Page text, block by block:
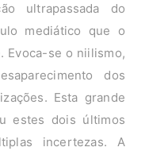
ultrapassada do
mediático que o
Evoca-se o niilismo,
dos
Esta grande
estes dois últimos
incertezas. A